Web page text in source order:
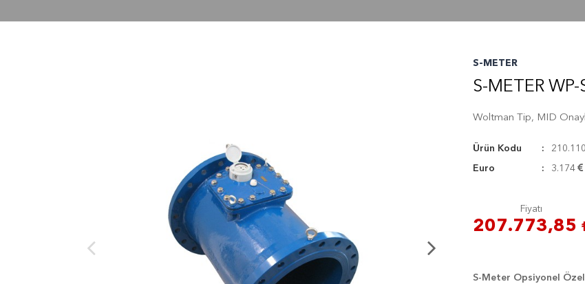
S-METER
S-METER
Woltman Tip, MID
Ürün Kodu
Euro 3.174
Fiyatı
207.773,85
S-Meter Opsiyonel